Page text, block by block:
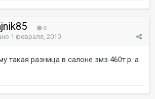
0
1 февраля, 2010
такая разница в салоне змз 460т.р. а